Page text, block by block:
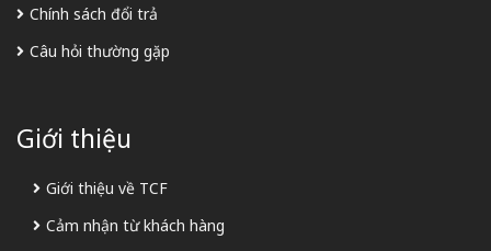
Chính sách đổi trả
Câu hỏi thường gặp
Giới thiệu
Giới thiệu về TCF
Cảm nhận từ khách hàng